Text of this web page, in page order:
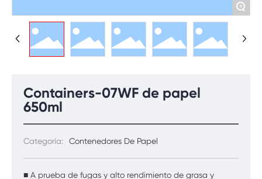
+
Containers-07WF de papel
650ml
Categoría: Contenedores De Papel
■ A prueba de fugas y alto rendimiento de grasa y